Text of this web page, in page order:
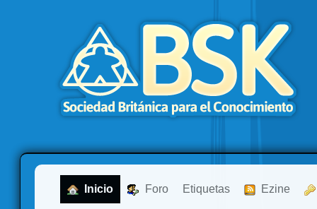
Inicio Foro Etiquetas Ezine